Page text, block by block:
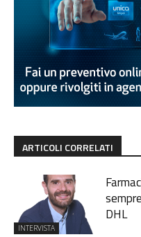
ARTICOLI CORRELATI
INTERVISTA
DHL